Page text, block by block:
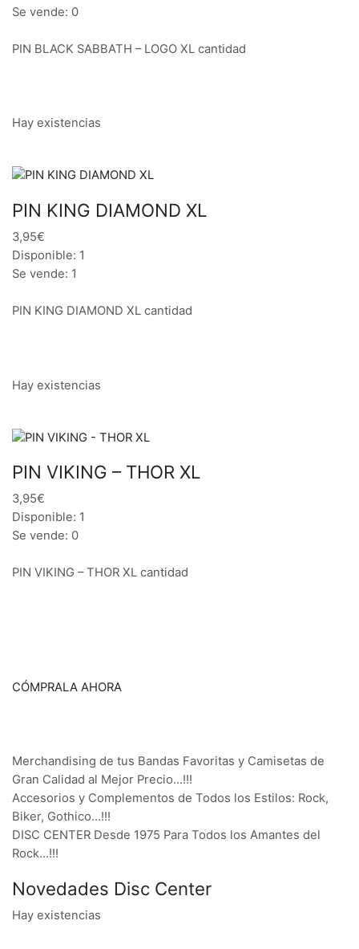
Se vende: 0
PIN BLACK SABBATH – LOGO XL cantidad
Hay existencias
PIN KING DIAMOND XL
3,95€
Disponible: 1
Se vende: 1
PIN KING DIAMOND XL cantidad
Hay existencias
PIN VIKING – THOR XL
3,95€
Disponible: 1
Se vende: 0
PIN VIKING – THOR XL cantidad
CÓMPRALA AHORA
Merchandising de tus Bandas Favoritas y Camisetas de
Gran Calidad al Mejor Precio…!!!
Accesorios y Complementos de Todos los Estilos: Rock,
Biker, Gothico…!!!
DISC CENTER Desde 1975 Para Todos los Amantes del
Rock…!!!
Novedades Disc Center
Hay existencias